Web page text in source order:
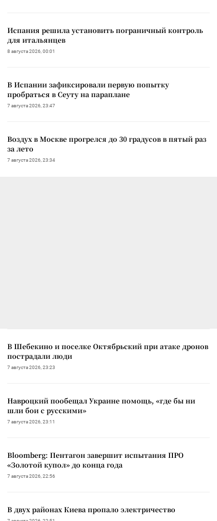
Испания решила установить пограничный контроль
для итальянцев
8 августа 2026, 00:01
В Испании зафиксировали первую попытку
пробраться в Сеуту на параплане
7 августа 2026, 23:47
Воздух в Москве прогрелся до 30 градусов в пятый раз
за лето
7 августа 2026, 23:34
В Шебекино и поселке Октябрьский при атаке дронов
пострадали люди
7 августа 2026, 23:23
Навроцкий пообещал Украине помощь, «где бы ни
шли бои с русскими»
7 августа 2026, 23:11
Bloomberg: Пентагон завершит испытания ПРО
«Золотой купол» до конца года
7 августа 2026, 22:56
В двух районах Киева пропало электричество